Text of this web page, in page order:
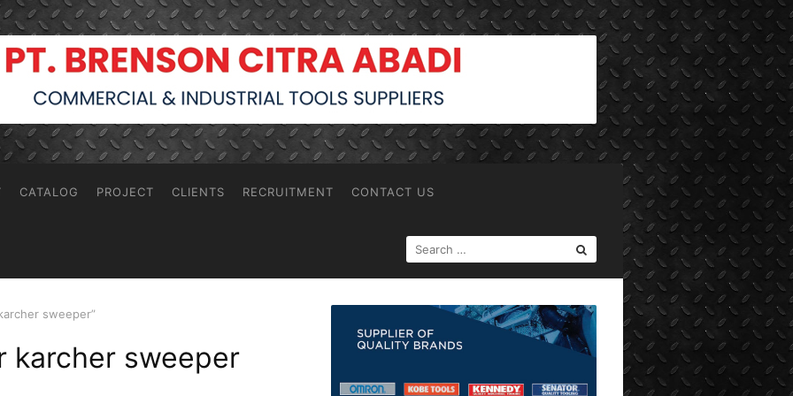
CATALOG PROJECT CLIENTS RECRUITMENT CONTACT US
SEARCH
FOR:
sweeper”
karcher sweeper